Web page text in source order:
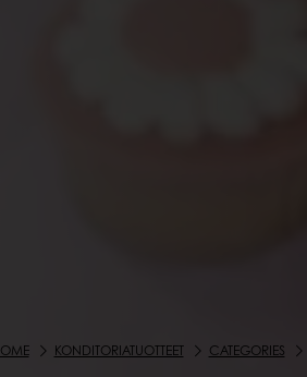
KONDITORIATUOTTEET CATEGORIES